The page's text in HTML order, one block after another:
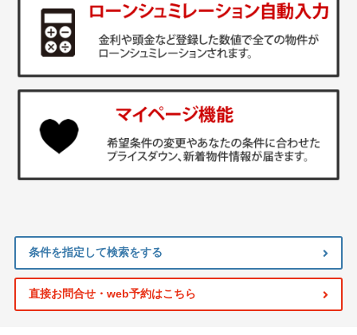
条件を指定して検索をする
直接お問合せ・web予約はこちら